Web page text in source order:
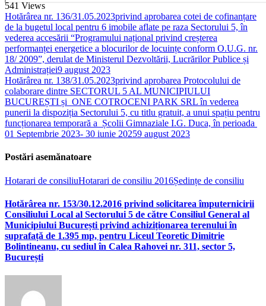
541 Views
Hotărârea nr. 136/31.05.2023privind aprobarea cotei de cofinanțare
de la bugetul local pentru 6 imobile aflate pe raza Sectorului 5, în
vederea accesării “Programului național privind creșterea
performanței energetice a blocurilor de locuințe conform O.U.G. nr.
18/ 2009”, derulat de Ministerul Dezvoltării, Lucrărilor Publice și
Administrației9 august 2023
Hotărârea nr. 138/31.05.2023privind aprobarea Protocolului de
colaborare dintre SECTORUL 5 AL MUNICIPIULUI
BUCUREȘTI și ONE COTROCENI PARK SRL în vederea
punerii la dispoziția Sectorului 5, cu titlu gratuit, a unui spațiu pentru
funcționarea temporară a Școlii Gimnaziale I.G. Duca, în perioada
01 Septembrie 2023- 30 iunie 20259 august 2023
Postări asemănatoare
Hotarari de consiliuHotarari de consiliu 2016Ședințe de consiliu
Hotărârea nr. 153/30.12.2016 privind solicitarea împuternicirii
Consiliului Local al Sectorului 5 de către Consiliul General al
Municipiului București privind achiziționarea terenului în
suprafață de 1.395 mp, pentru Liceul Teoretic Dimitrie
Bolintineanu, cu sediul în Calea Rahovei nr. 311, sector 5,
București